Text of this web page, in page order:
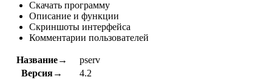
Скачать программу
Описание и функции
Скриншоты интерфейса
Комментарии пользователей
Название→
pserv
Версия→
4.2